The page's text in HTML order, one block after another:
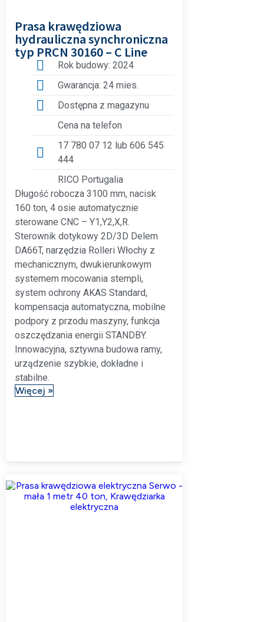
Prasa krawędziowa
hydrauliczna synchroniczna
typ PRCN 30160 – C Line
Rok budowy: 2024
Gwarancja: 24 mies.
Dostępna z magazynu
Cena na telefon
17 780 07 12 lub 606 545
444
RICO Portugalia
Długość robocza 3100 mm, nacisk
160 ton, 4 osie automatycznie
sterowane CNC – Y1,Y2,X,R.
Sterownik dotykowy 2D/3D Delem
DA66T, narzędzia Rolleri Włochy z
mechanicznym, dwukierunkowym
systemem mocowania stempli,
system ochrony AKAS Standard,
kompensacja automatyczna, mobilne
podpory z przodu maszyny, funkcja
oszczędzania energii STANDBY.
Innowacyjna, sztywna budowa ramy,
urządzenie szybkie, dokładne i
stabilne.
Więcej »